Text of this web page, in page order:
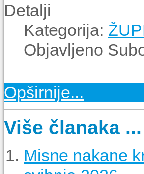
Detalji
Kategorija:
Objavljeno
Opširnije...
Više članaka ...
Misne nakane